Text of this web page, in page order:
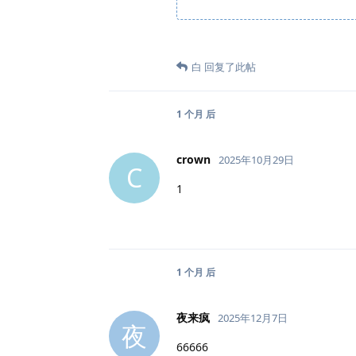
白 回复了此帖
1 个月 后
C
crown 2025年10月29日
1
1 个月 后
夜
夜来疯 2025年12月7日
66666